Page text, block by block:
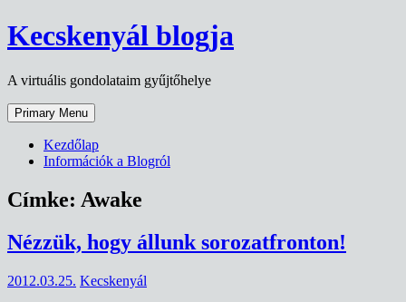
Skip
to
Kecskenyál blogja
A virtuális gondolataim gyűjtőhelye
Primary Menu
Kezdőlap
Információk a Blogról
Címke: Awake
Nézzük, hogy állunk sorozatfronton!
2012.03.25. Kecskenyál